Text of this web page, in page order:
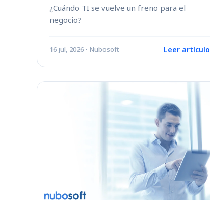
¿Cuándo TI se vuelve un freno para el
negocio?
16 jul, 2026 • Nubosoft Leer artículo